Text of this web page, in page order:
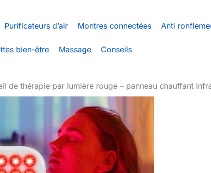
Purificateurs d’air Montres connectées Anti
bien-être Massage Conseils
de thérapie par lumière rouge – panneau chauffant